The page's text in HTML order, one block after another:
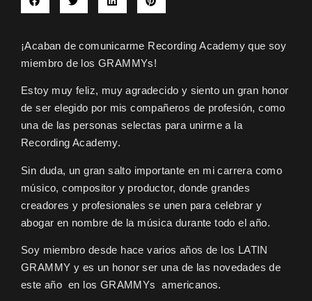
¡Acaban de comunicarme Recording Academy que soy
miembro de losGRAMMYs!
Estoy muy feliz, muy agradecido y siento un gran honor
de ser elegido por mis compañeros de profesión, como
una de las personas selectas para unirme a la
Recording Academy.
Sin duda, un gran salto importante en mi carrera como
músico, compositor y productor, donde grandes
creadores y profesionales se unen para celebrar y
abogar en nombre de la música durante todo el año.
Soy miembro desde hace varios años de los LATIN
GRAMMY y es un honor ser una de las novedades de
este año en los GRAMMYs americanos.